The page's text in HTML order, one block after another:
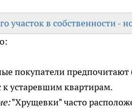
участок в собственности -
покупатели предпочитают
к устаревшим квартирам.
"Хрущевки" часто